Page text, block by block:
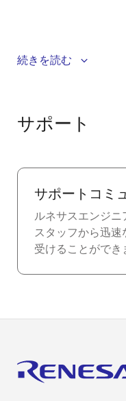
Renesas' WiRa
such as Wi-Fi.
続きを読む
サポート
サポートコミ
ルネサスエンジ
スタッフから迅
受けることができ